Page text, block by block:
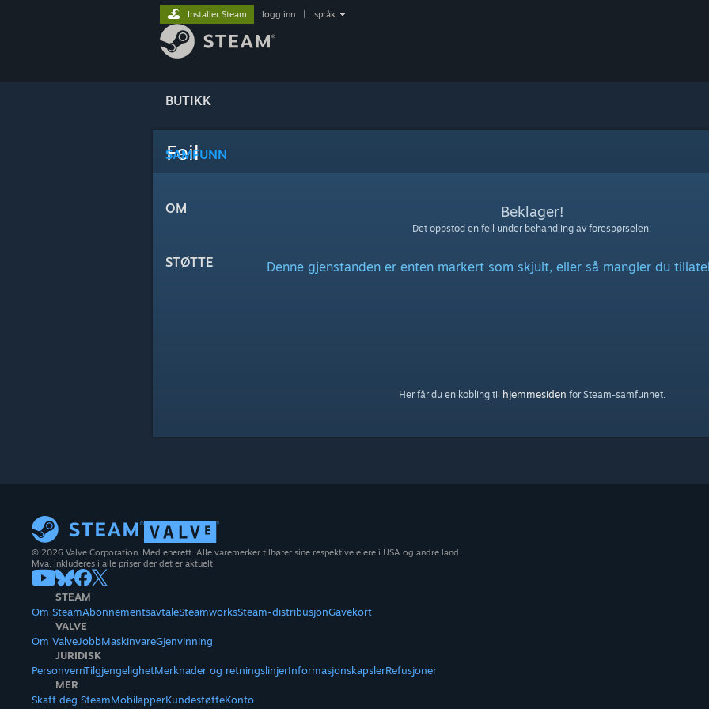
BUTIKK
SAMFUNN
OM
STØTTE
Installer Steam logg inn språk
Feil
Beklager!
Det oppstod en feil under behandling av forespørselen:
Denne gjenstanden er enten markert som skjult, eller så mangler du
Her får du en kobling til hjemmesiden for Steam-samfunnet.
© 2026 Valve Corporation. Med enerett. Alle varemerker tilhører sine respektive eiere i USA og andre land.
Mva. inkluderes i alle priser der det er aktuelt.
STEAM
Om SteamAbonnementsavtaleSteamworksSteam-distribusjonGavekort
VALVE
Om ValveJobbMaskinvareGjenvinning
JURIDISK
PersonvernTilgjengelighetMerknader og retningslinjerInformasjonskapslerRefusjoner
MER
Skaff deg SteamMobilapperKundestøtteKonto